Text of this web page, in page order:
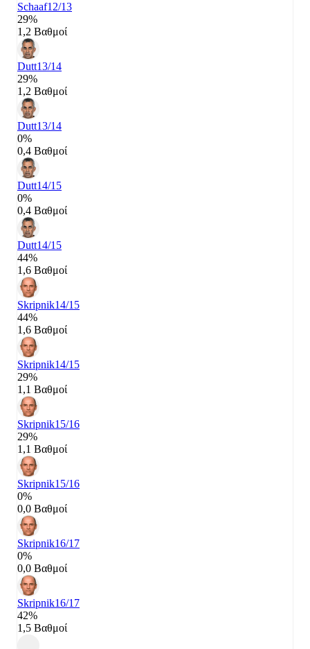
Schaaf12/13
29%
1,2 Βαθμοί
Dutt13/14
29%
1,2 Βαθμοί
Dutt13/14
0%
0,4 Βαθμοί
Dutt14/15
0%
0,4 Βαθμοί
Dutt14/15
44%
1,6 Βαθμοί
Skripnik14/15
44%
1,6 Βαθμοί
Skripnik14/15
29%
1,1 Βαθμοί
Skripnik15/16
29%
1,1 Βαθμοί
Skripnik15/16
0%
0,0 Βαθμοί
Skripnik16/17
0%
0,0 Βαθμοί
Skripnik16/17
42%
1,5 Βαθμοί